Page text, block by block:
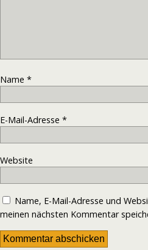
Name *
E-Mail-Adresse *
Website
Name, E-Mail-Adresse und
meinen nächsten Kommentar